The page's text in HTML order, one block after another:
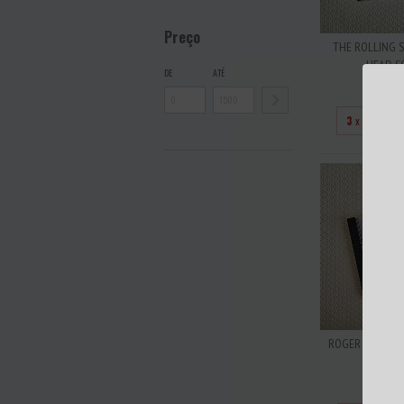
Preço
DE ATÉ
THE ROLLING
HEAD
3 x de
ROGER
CONS